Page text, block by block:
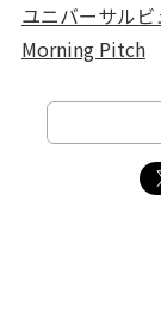
ユニバーサルビ
Morning Pitch